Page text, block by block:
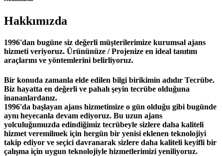
Hakkımızda
1996'dan bugüne siz değerli müşterilerimize kurumsal ajans
hizmeti veriyoruz. Ürününüze / Projenize en ideal tanıtım
araçlarını ve yöntemlerini belirliyoruz.
Bir konuda zamanla elde edilen bilgi birikimin adıdır Tecrübe.
Biz hayatta en değerli ve pahalı şeyin tecrübe olduğuna
inananlardanız.
1996'da başlayan ajans hizmetimize o gün olduğu gibi bugünde
aynı heyecanla devam ediyoruz. Bu uzun ajans
yolculuğumuzda edindiğimiz tecrübeyle sizlere daha kaliteli
hizmet veremilmek için hergün bir yenisi eklenen teknolojiyi
takip ediyor ve seçici davranarak sizlere daha kaliteli keyifli bir
çalışma için uygun teknolojiyle hizmetlerimizi yeniliyoruz.